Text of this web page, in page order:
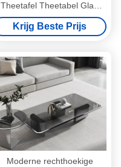
Theetafel Theetabel Glad
afwerking
Krijg Beste Prijs
Moderne rechthoekige